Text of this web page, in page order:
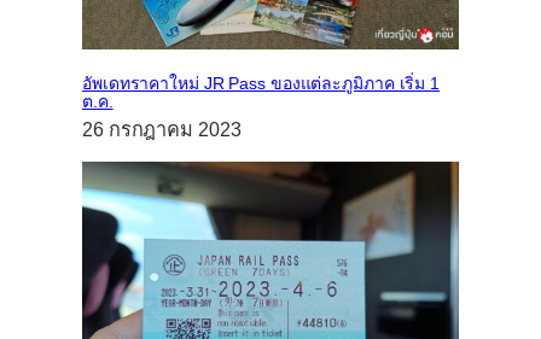
อัพเดทราคาใหม่ JR Pass ของแต่ละภูมิภาค เริ่ม 1
ต.ค.
26 กรกฎาคม 2023